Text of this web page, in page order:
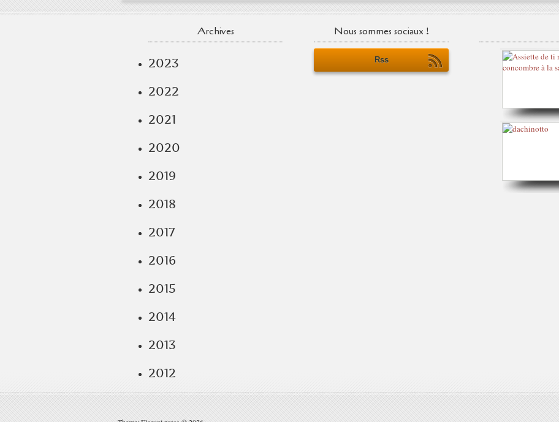
Archives
2023
2022
2021
2020
2019
2018
2017
2016
2015
2014
2013
2012
Nous sommes sociaux !
Rss